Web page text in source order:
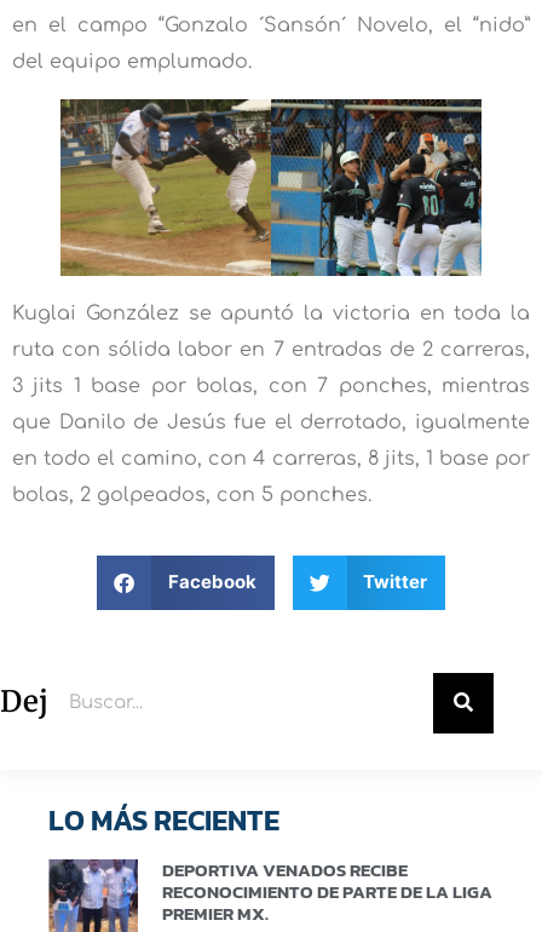
en el campo “Gonzalo ´Sansón´ Novelo, el “nido”
del equipo emplumado.
Kuglai González se apuntó la victoria en toda la
ruta con sólida labor en 7 entradas de 2 carreras,
3 jits 1 base por bolas, con 7 ponches, mientras
que Danilo de Jesús fue el derrotado, igualmente
en todo el camino, con 4 carreras, 8 jits, 1 base por
bolas, 2 golpeados, con 5 ponches.
Facebook Twitter
Deja un comentario
LO MÁS RECIENTE
DEPORTIVA VENADOS RECIBE
RECONOCIMIENTO DE PARTE DE LA LIGA
PREMIER MX.